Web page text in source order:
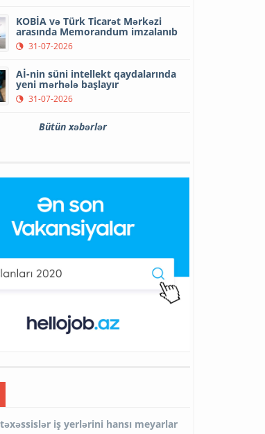
KOBİA və Türk Ticarət Mərkəzi
arasında Memorandum imzalanıb
31-07-2026
Aİ-nin süni intellekt qaydalarında
yeni mərhələ başlayır
31-07-2026
Bütün xəbərlər
iş yerlərini hansı meyarlar